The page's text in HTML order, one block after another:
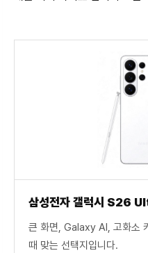
삼성전자 갤럭시 S26
큰 화면, Galaxy AI, 고화소
때 맞는 선택지입니다.